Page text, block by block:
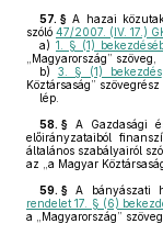
57. § A hazai
szóló 47/2007. (IV. 17.)
a) 1. § (1)
„Magyarország” szöveg,
b)
3. § (1) bekezdés
Köztársaság”
lép.
58. § A Gazdasági
előirányzataiból
általános szabályairól
az „a Magyar
59. § A bányászati
rendelet 17. § (6)
a „Magyarország”